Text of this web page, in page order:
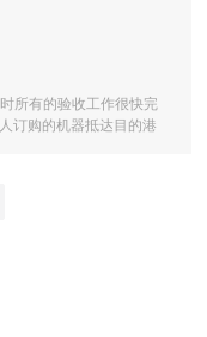
所有的验收工作很快完
订购的机器抵达目的港